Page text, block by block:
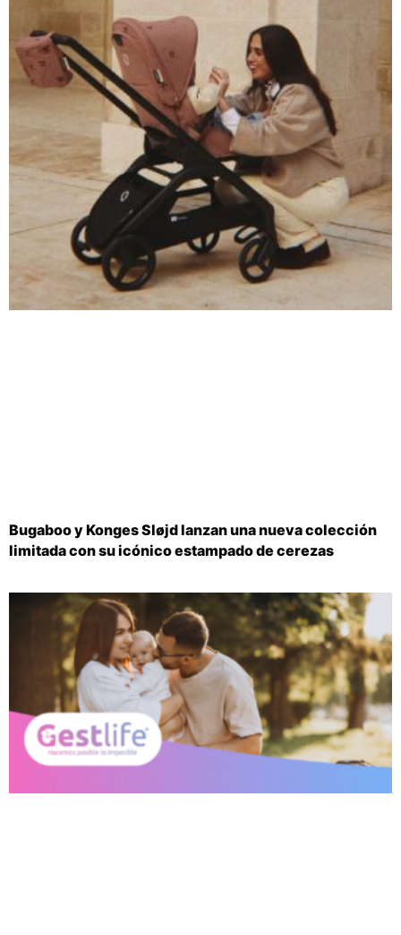
Bugaboo y Konges Sløjd lanzan una nueva colección
limitada con su icónico estampado de cerezas